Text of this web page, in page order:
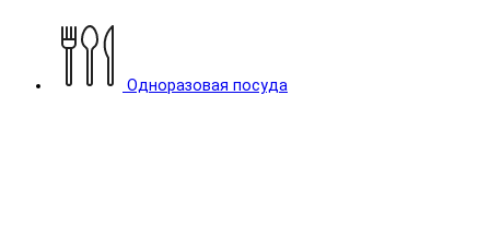
Одноразовая посуда